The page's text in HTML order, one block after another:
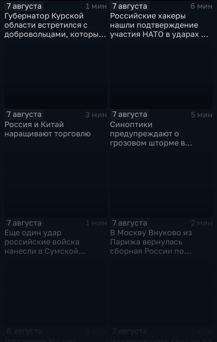
7 августа
1 мин
Губернатор Курской
области встретился с
добровольцами, которые
7 августа
6 мин
Российские хакеры
нашли подтверждение
участия НАТО в ударах по
7 августа
3 мин
Россия и Китай
наращивают торговлю
7 августа
5 мин
Синоптики
предупреждают о
грозовом шторме в
7 августа
1 мин
Еще один удар
российские войска
нанесли в Сумской
7 августа
2 мин
В Москву Внуково из
Парижа вернулась
сборная России по